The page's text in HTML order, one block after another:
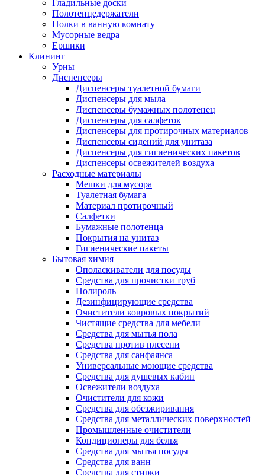
Гладильные доски
Полотенцедержатели
Полки в ванную комнату
Мусорные ведра
Ершики
Клининг
Урны
Диспенсеры
Диспенсеры туалетной бумаги
Диспенсеры для мыла
Диспенсеры бумажных полотенец
Диспенсеры для салфеток
Диспенсеры для протирочных материалов
Диспенсеры сидений для унитаза
Диспенсеры для гигиенических пакетов
Диспенсеры освежителей воздуха
Расходные материалы
Мешки для мусора
Туалетная бумага
Материал протирочный
Салфетки
Бумажные полотенца
Покрытия на унитаз
Гигиенические пакеты
Бытовая химия
Ополаскиватели для посуды
Средства для прочистки труб
Полироль
Дезинфицирующие средства
Очистители ковровых покрытий
Чистящие средства для мебели
Средства для мытья пола
Средства против плесени
Средства для санфаянса
Универсальные моющие средства
Средства для душевых кабин
Освежители воздуха
Очистители для кожи
Средства для обезжиривания
Средства для металлических поверхностей
Промышленные очистители
Кондиционеры для белья
Средства для мытья посуды
Средства для ванн
Средства для стирки